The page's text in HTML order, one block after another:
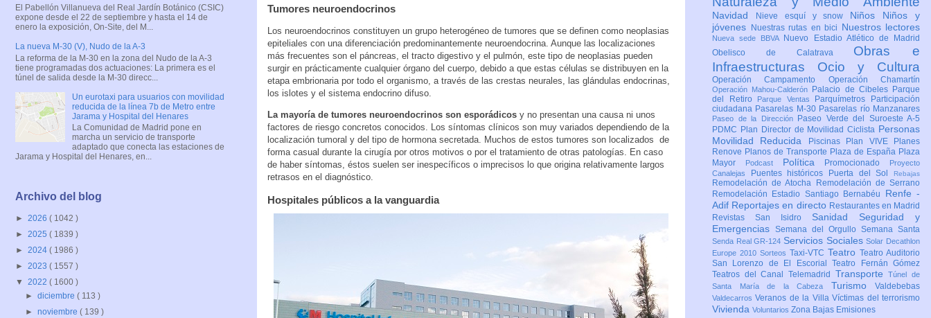
Tumores neuroendocrinos
Los neuroendocrinos constituyen un grupo heterogéneo de tumores que se definen como neoplasias
epiteliales con una diferenciación predominantemente neuroendocrina. Aunque las localizaciones
más frecuentes son el páncreas, el tracto digestivo y el pulmón, este tipo de neoplasias pueden
surgir en prácticamente cualquier órgano del cuerpo, debido a que estas células se distribuyen en la
etapa embrionaria por todo el organismo, a través de las crestas neurales, las glándulas endocrinas,
los islotes y el sistema endocrino difuso.
La mayoría de tumores neuroendocrinos son esporádicos y no presentan una causa ni unos
factores de riesgo concretos conocidos. Los síntomas clínicos son muy variados dependiendo de la
localización tumoral y del tipo de hormona secretada. Muchos de estos tumores son localizados de
forma casual durante la cirugía por otros motivos o por el tratamiento de otras patologías. En caso
de haber síntomas, éstos suelen ser inespecíficos o imprecisos lo que origina relativamente largos
retrasos en el diagnóstico.
Hospitales públicos a la vanguardia
El Pabellón Villanueva del Real Jardín Botánico (CSIC)
expone desde el 22 de septiembre y hasta el 14 de
enero la exposición, On-Site, del M...
La nueva M-30 (V), Nudo de la A-3
La reforma de la M-30 en la zona del Nudo de la A-3
tiene programadas dos actuaciones: La primera es el
túnel de salida desde la M-30 direcc...
Un eurotaxi para usuarios con movilidad
reducida de la línea 7b de Metro entre
Jarama y Hospital del Henares
La Comunidad de Madrid pone en
marcha un servicio de transporte
adaptado que conecta las estaciones de
Jarama y Hospital del Henares, en...
Archivo del blog
► 2026 ( 1042 )
► 2025 ( 1839 )
► 2024 ( 1986 )
► 2023 ( 1557 )
▼ 2022 ( 1600 )
►diciembre( 113 )
►noviembre( 139 )
Navidad Nieve esquí y snow Niños Niños y
jóvenes
Nuestras rutas en bici Nuestros lectores
Nueva sede BBVA
Nuevo Estadio Atlético de Madrid
Obelisco de Calatrava Obras e
Infraestructuras Ocio y Cultura
Operación Campamento Operación Chamartín
Operación Mahou-Calderón Palacio de Cibeles Parque
del Retiro
Parque Ventas Parquímetros
Participación
ciudadana Pasarelas M-30 Pasarelas río Manzanares
Paseo de la Dirección
Paseo Verde del Suroeste A-5
PDMC Plan Director de Movilidad Ciclista Personas
Movilidad Reducida
Piscinas Plan VIVE
Planes
Renove Planos de Transporte Plaza de España Plaza
Mayor
Podcast Política Promocionado
Proyecto
Canalejas
Puentes históricos Puerta del Sol Rebajas
Remodelación de Atocha
Remodelación de Serrano
Remodelación Estadio Santiago Bernabéu Renfe -
Adif Reportajes en directo Restaurantes en Madrid
Revistas San Isidro Sanidad Seguridad y
Emergencias Semana del Orgullo Semana Santa
Senda Real GR-124 Servicios SocialesSolar Decathlon
Europe 2010 Sorteos Taxi-VTC Teatro Teatro Auditorio
San Lorenzo de El EscorialTeatro Fernán Gómez
Teatros del Canal Telemadrid TransporteTúnel de
Santa María de la Cabeza Turismo Valdebebas
ValdecarrosVeranos de la VillaVíctimas del terrorismo
Vivienda Voluntarios Zona Bajas Emisiones